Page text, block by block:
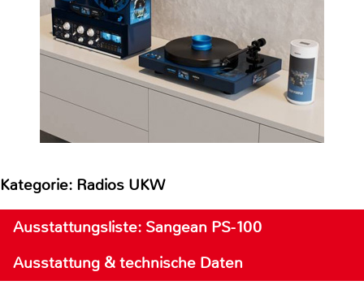
Kategorie: Radios UKW
Ausstattungsliste: Sangean PS-100
Ausstattung & technische Daten